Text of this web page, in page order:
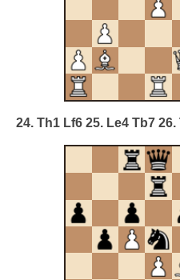
24. Th1 Lf6 25. Le4 Tb7 26.